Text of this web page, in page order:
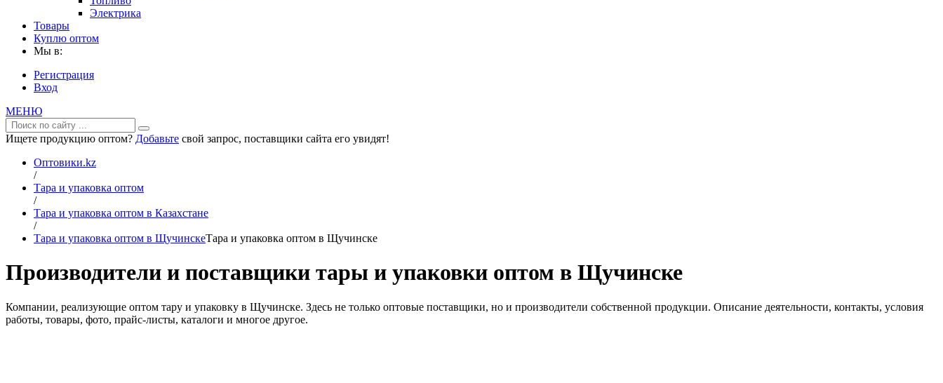
Электрика
Товары
Куплю оптом
Мы в:
Регистрация
Вход
МЕНЮ
Ищете продукцию оптом? Добавьте свой запрос, поставщики сайта его увидят!
Оптовики.kz
/
Тара и упаковка оптом
/
Тара и упаковка оптом в Казахстане
/
Тара и упаковка оптом в ЩучинскеТара и упаковка оптом в Щучинске
Производители и поставщики тары и упаковки оптом в Щучинске
Компании, реализующие оптом тару и упаковку в Щучинске. Здесь не только оптовые поставщики, но и производители собственной продукции. Описание деятельности, контакты, условия
работы, товары, фото, прайс-листы, каталоги и многое другое.